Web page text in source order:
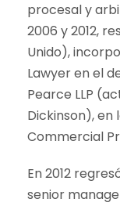
procesal y
2006 y 2012,
Unido),
Lawyer en el
Pearce LLP
Dickinson),
Commercial
En 2012
senior